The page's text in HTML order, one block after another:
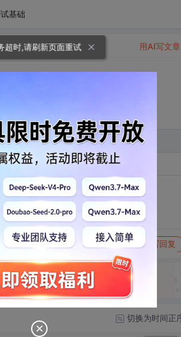
基础
试用例-2
举报 写回复
用AI写文章
切换为时间正
超时,请刷新页面重试